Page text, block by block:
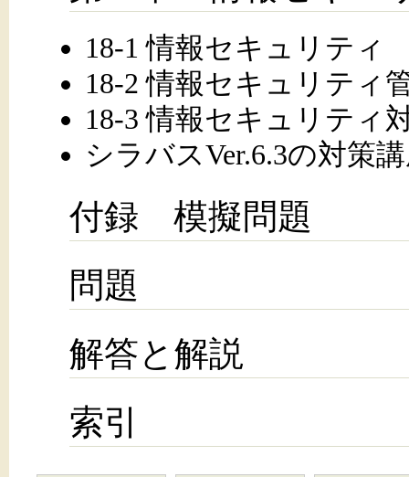
18-1 情報セキュリティ
18-2 情報セキュリティ
18-3 情報セキュリティ
シラバスVer.6.3の対策
付録 模擬問題
問題
解答と解説
索引